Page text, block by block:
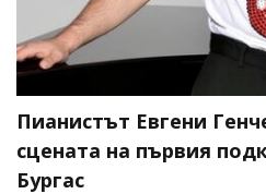
Пианистът Евгени
сцената на първия
Бургас